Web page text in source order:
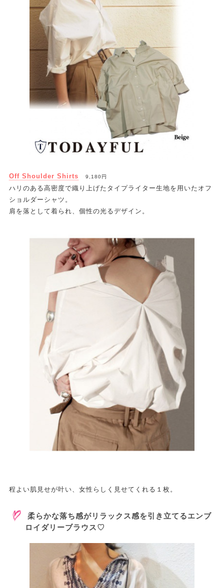
Off Shoulder Shirts 9,180円
ハリのある高密度で織り上げたタイプライター生地を用いたオフ
ショルダーシャツ。
肩を落として着られ、個性の光るデザイン。
程よい肌見せが叶い、女性らしく見せてくれる１枚。
柔らかな落ち感がリラックス感を引き立てるエンブ
ロイダリーブラウス♡